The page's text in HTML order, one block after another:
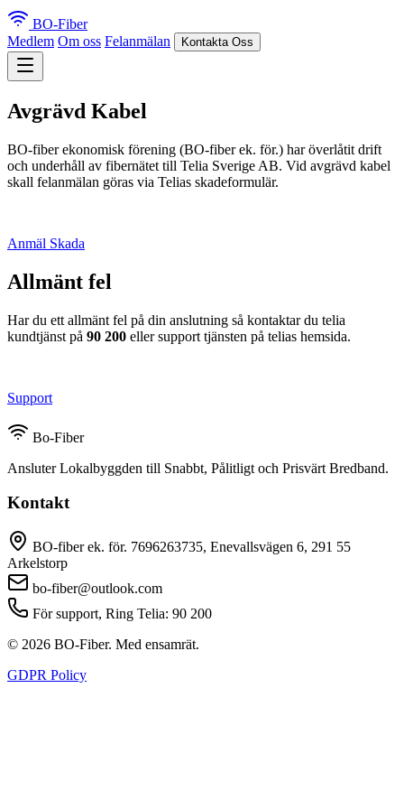
BO-Fiber
Medlem Om oss Felanmälan Kontakta Oss
Avgrävd Kabel
BO-fiber ekonomisk förening (BO-fiber ek. för.) har överlåtit drift
och underhåll av fibernätet till Telia Sverige AB. Vid avgrävd kabel
skall felanmälan göras via Telias skadeformulär.
Anmäl Skada
Allmänt fel
Har du ett allmänt fel på din anslutning så kontaktar du telia
kundtjänst på 90 200 eller support tjänsten på telias hemsida.
Support
Bo-Fiber
Ansluter Lokalbyggden till Snabbt, Pålitligt och Prisvärt Bredband.
Kontakt
BO-fiber ek. för. 7696263735, Enevallsvägen 6, 291 55
Arkelstorp
bo-fiber@outlook.com
För support, Ring Telia: 90 200
© 2026 BO-Fiber. Med ensamrät.
GDPR Policy